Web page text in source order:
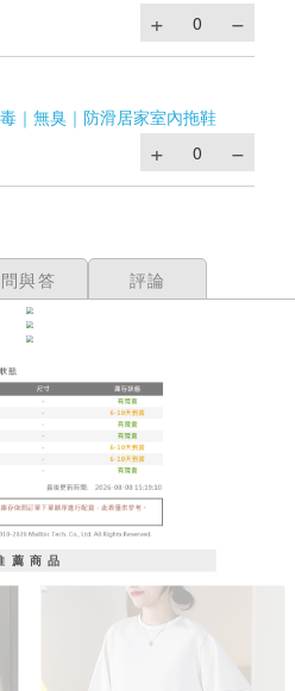
｜無臭｜防滑居家室內拖鞋
問與答 評論